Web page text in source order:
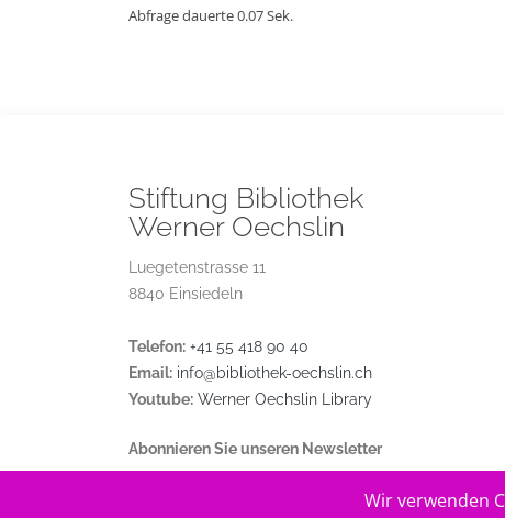
Abfrage dauerte 0.07 Sek.
Stiftung Bibliothek
Werner Oechslin
Luegetenstrasse 11
8840 Einsiedeln
Telefon: +41 55 418 90 40
Email: info@bibliothek-oechslin.ch
Youtube: Werner Oechslin Library
Abonnieren Sie unseren Newsletter
Wir verwenden